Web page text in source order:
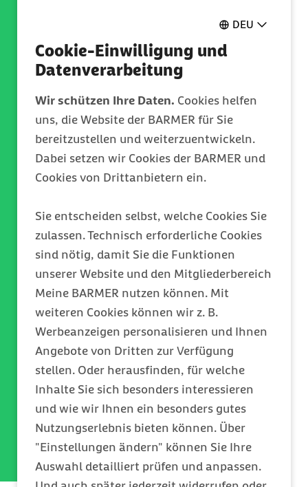
DEU
Cookie-Einwilligung und
Datenverarbeitung
Wir schützen Ihre Daten. Cookies helfen
uns, die Website der BARMER für Sie
bereitzustellen und weiterzuentwickeln.
Dabei setzen wir Cookies der BARMER und
Cookies von Drittanbietern ein.
Sie entscheiden selbst, welche Cookies Sie
zulassen. Technisch erforderliche Cookies
sind nötig, damit Sie die Funktionen
unserer Website und den Mitgliederbereich
Meine BARMER nutzen können. Mit
weiteren Cookies können wir z. B.
Werbeanzeigen personalisieren und Ihnen
Angebote von Dritten zur Verfügung
stellen. Oder herausfinden, für welche
Inhalte Sie sich besonders interessieren
und wie wir Ihnen ein besonders gutes
Nutzungserlebnis bieten können. Über
"Einstellungen ändern" können Sie Ihre
Auswahl detailliert prüfen und anpassen.
Bakterien niederlassen können.
Für eine Studie in der
International Journal of Clinical
Practice" nahmen Forscher
Abstriche von Handy-Displays
und fanden Staphylokokken,
Streptokokken und andere
Jedes sechste Handy war sogar
mit Fäkalien-Spuren belastet.
Verantwortlich dafür ist letzten
Endes mangelnde Hygiene,
wenn man zum Beispiel das
Handy nutzt, ohne vorher die
Hände gewaschen zu haben.
Deshalb ist es ratsam,
Smartphone regelmäßig mit
antiseptischen Tüchern oder mit
einem Hygienespray zu
reinigen. So können
Hautreizungen und
Unreinheiten reduziert werden.